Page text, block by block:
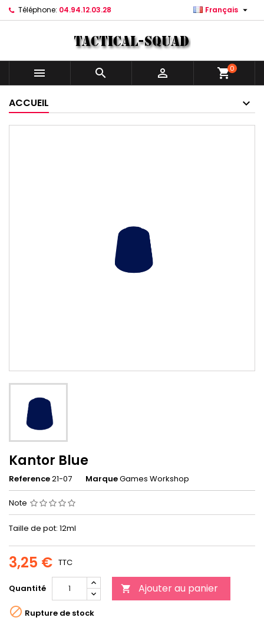
Téléphone: 04.94.12.03.28 Français 
   shopping_cart0
ACCUEIL
Kantor Blue
Reference21-07 MarqueGames Workshop
Note
Taille de pot: 12ml
3,25 € TTC
Quantité  Ajouter au panier
 Rupture de stock